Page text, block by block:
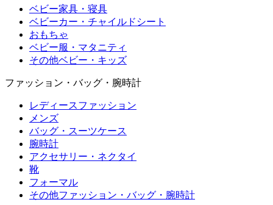
ベビー家具・寝具
ベビーカー・チャイルドシート
おもちゃ
ベビー服・マタニティ
その他ベビー・キッズ
ファッション・バッグ・腕時計
レディースファッション
メンズ
バッグ・スーツケース
腕時計
アクセサリー・ネクタイ
靴
フォーマル
その他ファッション・バッグ・腕時計